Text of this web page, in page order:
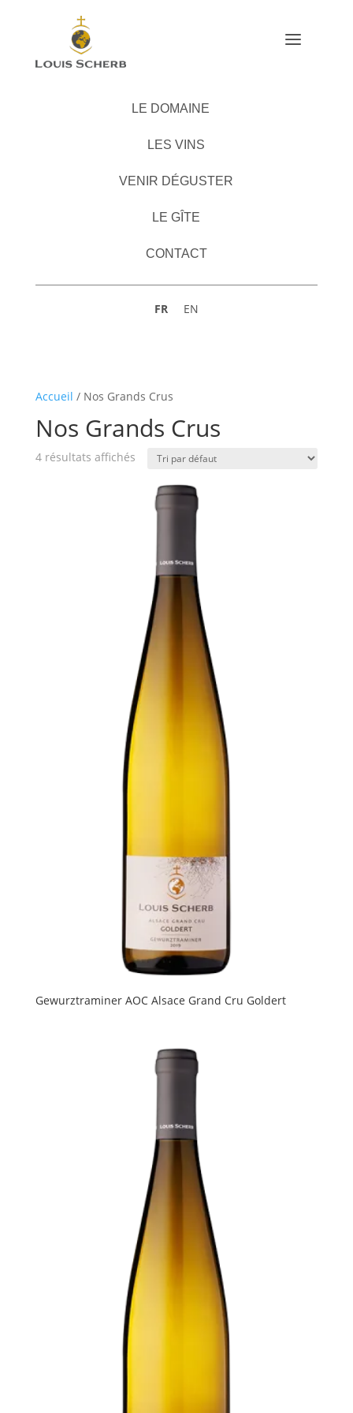
a
LE DOMAINE
LES VINS
VENIR DÉGUSTER
LE GÎTE
CONTACT
FR EN
Accueil / Nos Grands Crus
Nos Grands Crus
4 résultats affichés
Gewurztraminer AOC Alsace Grand Cru Goldert